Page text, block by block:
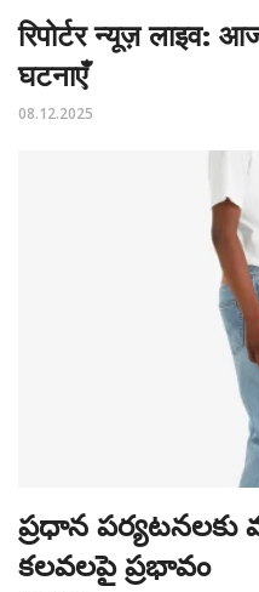
रिपोर्टर न्यूज़ लाइव:
घटनाएँ
08.12.2025
ప్రధాన
కలవలపై ప్రభావం